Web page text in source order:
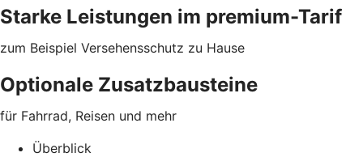
Starke Leistungen im premium-Tarif
zum Beispiel Versehensschutz zu Hause
Optionale Zusatzbausteine
für Fahrrad, Reisen und mehr
Überblick